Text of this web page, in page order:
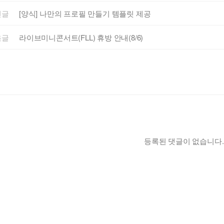
[양식] 나만의 프로필 만들기 템플릿 제공
라이브미니콘서트(FLL) 휴방 안내(8/6)
등록된 댓글이 없습니다.